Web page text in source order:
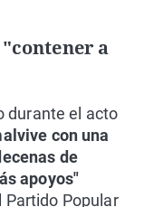
a
durante el acto
con una
de
apoyos"
Popular